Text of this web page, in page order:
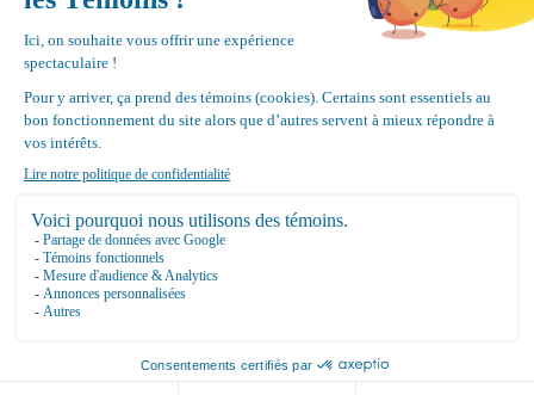
Déneigement
de toits
Équipements
Politique de
Google
4.7
Location Canvec © All Rights Reserved 2025.